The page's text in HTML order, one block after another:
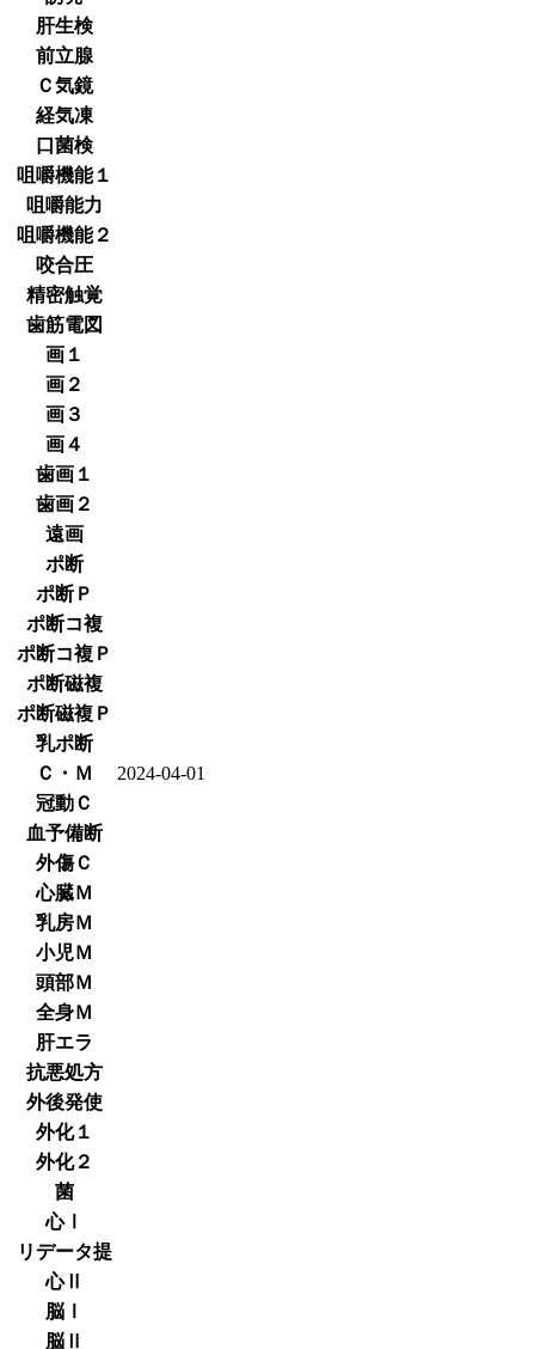
肝生検
前立腺
Ｃ気鏡
経気凍
口菌検
咀嚼機能１
咀嚼能力
咀嚼機能２
咬合圧
精密触覚
歯筋電図
画１
画２
画３
画４
歯画１
歯画２
遠画
ポ断
ポ断Ｐ
ポ断コ複
ポ断コ複Ｐ
ポ断磁複
ポ断磁複Ｐ
乳ポ断
Ｃ・Ｍ
2024-04-01
冠動Ｃ
血予備断
外傷Ｃ
心臓Ｍ
乳房Ｍ
小児Ｍ
頭部Ｍ
全身Ｍ
肝エラ
抗悪処方
外後発使
外化１
外化２
菌
心Ⅰ
リデータ提
心Ⅱ
脳Ⅰ
脳Ⅱ